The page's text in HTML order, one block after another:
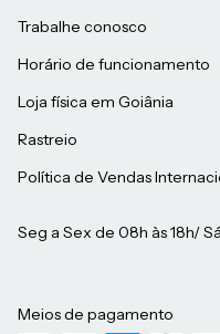
Trabalhe conosco
Horário de funcionamento
Loja física em Goiânia
Rastreio
Política de Vendas
Seg a Sex de 08h às 18h/
Meios de pagamento